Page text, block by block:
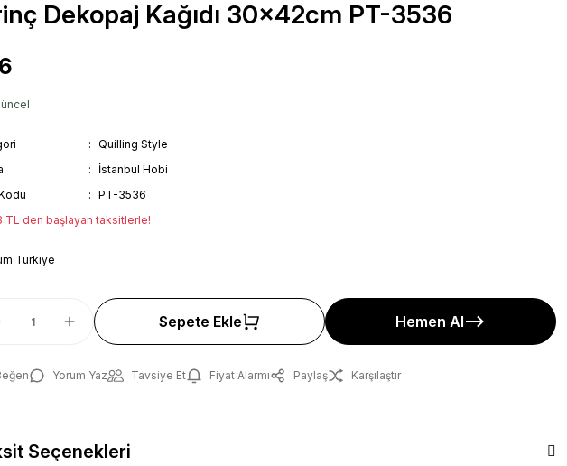
Dekopaj Kağıdı 30x42cm PT-3536
Quilling Style
İstanbul Hobi
PT-3536
TL den başlayan taksitlerle!
Türkiye
Sepete Ekle Hemen Al
Yorum Yaz Tavsiye Et Fiyat Alarmı Paylaş Karşılaştır
Seçenekleri